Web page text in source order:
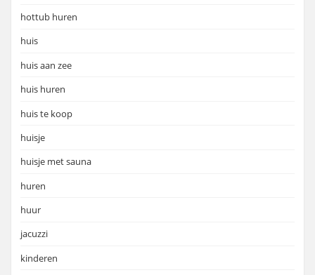
hottub huren
huis
huis aan zee
huis huren
huis te koop
huisje
huisje met sauna
huren
huur
jacuzzi
kinderen